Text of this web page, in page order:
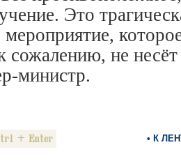
Это
мероприятие,
сожалению, не
министр.
• К